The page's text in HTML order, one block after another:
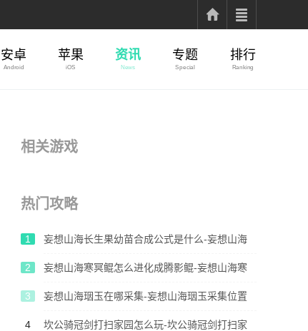
安卓
Android
苹果
iOS
资讯
News
专题
Special
排行
Ranking
相关游戏
热门攻略
1 妄想山海长生果幼苗合成公式是什么-妄想山海
长生果幼苗合成公式介绍
2 妄想山海寒冥鲲怎么进化成腾影鲲-妄想山海寒
冥鲲进化腾影鲲方法
3 妄想山海珚玉在哪采集-妄想山海珚玉采集位置
介绍
4 坎公骑冠剑打扫家园怎么玩-坎公骑冠剑打扫家